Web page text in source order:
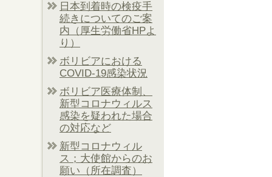
日本到着時の検疫手
続きについてのご案
内（厚生労働省HPよ
り）
ボリビアにおける
COVID-19感染状況
ボリビア医療体制、
新型コロナウィルス
感染を疑われた場合
の対応など
新型コロナウィル
ス；大使館からのお
願い（所在調査）